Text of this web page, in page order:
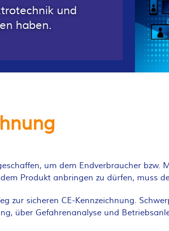
und
haben.
um dem Endverbraucher bzw.
Produkt anbringen zu dürfen, muss
zur sicheren CE-Kennzeichnung.
über Gefahrenanalyse und